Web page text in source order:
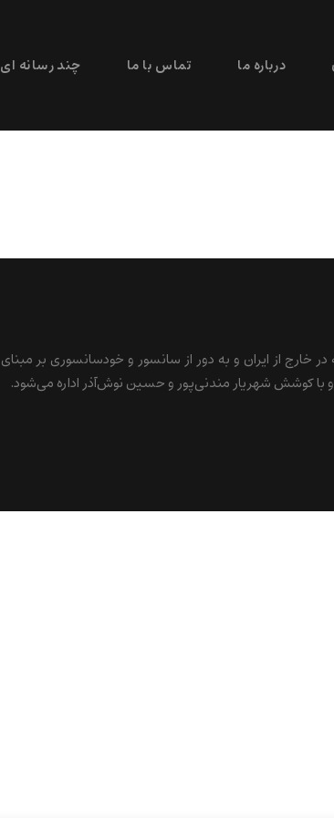
درباره ما تماس با ما چند رسانه ای
خارج از ایران و به دور از سانسور و خودسانسوری بر مبنای
کوشش شهریار مندنی‌پور و حسین نوش‌آذر اداره می‌شود.